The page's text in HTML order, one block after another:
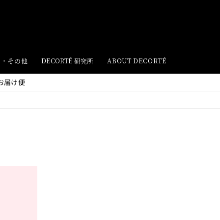
その他 DECORTÉ 研究所 ABOUT DECORTÉ
届け便